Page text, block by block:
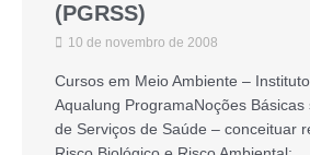
(PGRSS)
10 de novembro de 2008
Cursos em Meio Ambiente –
Aqualung ProgramaNoções
de Serviços de Saúde – conceituar